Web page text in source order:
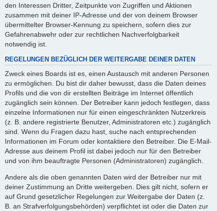
den Interessen Dritter, Zeitpunkte von Zugriffen und Aktionen
zusammen mit deiner IP-Adresse und der von deinem Browser
übermittelter Browser-Kennung zu speichern, sofern dies zur
Gefahrenabwehr oder zur rechtlichen Nachverfolgbarkeit
notwendig ist.
REGELUNGEN BEZÜGLICH DER WEITERGABE DEINER DATEN
Zweck eines Boards ist es, einen Austausch mit anderen Personen
zu ermöglichen. Du bist dir daher bewusst, dass die Daten deines
Profils und die von dir erstellten Beiträge im Internet öffentlich
zugänglich sein können. Der Betreiber kann jedoch festlegen, dass
einzelne Informationen nur für einen eingeschränkten Nutzerkreis
(z. B. andere registrierte Benutzer, Administratoren etc.) zugänglich
sind. Wenn du Fragen dazu hast, suche nach entsprechenden
Informationen im Forum oder kontaktiere den Betreiber. Die E-Mail-
Adresse aus deinem Profil ist dabei jedoch nur für den Betreiber
und von ihm beauftragte Personen (Administratoren) zugänglich.
Andere als die oben genannten Daten wird der Betreiber nur mit
deiner Zustimmung an Dritte weitergeben. Dies gilt nicht, sofern er
auf Grund gesetzlicher Regelungen zur Weitergabe der Daten (z.
B. an Strafverfolgungsbehörden) verpflichtet ist oder die Daten zur